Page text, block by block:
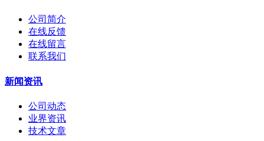
公司简介
在线反馈
在线留言
联系我们
新闻资讯
公司动态
业界资讯
技术文章